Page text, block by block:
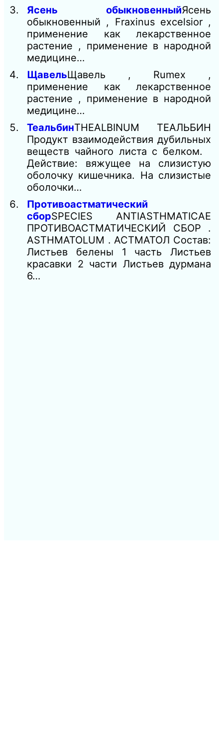
Ясень обыкновенныйЯсень
обыкновенный , Fraxinus excelsior ,
применение как лекарственное
растение , применение в народной
медицине…
ЩавельЩавель , Rumex ,
применение как лекарственное
растение , применение в народной
медицине…
ТеальбинTHEALBINUM ТЕАЛЬБИН
Продукт взаимодействия дубильных
веществ чайного листа с белком.
Действие: вяжущее на слизистую
оболочку кишечника. На слизистые
оболочки…
Противоастматический
сборSPECIES ANTIASTHMATICAE
ПРОТИВОАСТМАТИЧЕСКИЙ СБОР .
ASTHMATOLUM . АСТМАТОЛ Состав:
Листьев белены 1 часть Листьев
красавки 2 части Листьев дурмана
6…